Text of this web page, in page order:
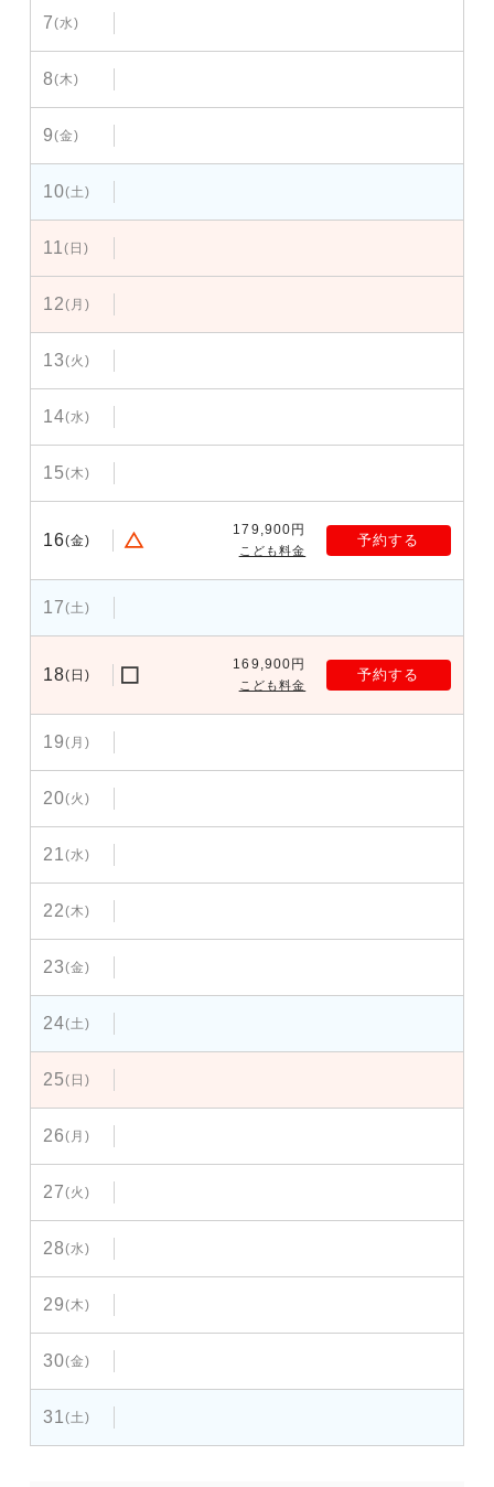
7(水)
8(木)
9(金)
10(土)
11(日)
12(月)
13(火)
14(水)
15(木)
16(金)
179,900円
こども料金
予約する
17(土)
18(日)
169,900円
こども料金
予約する
19(月)
20(火)
21(水)
22(木)
23(金)
24(土)
25(日)
26(月)
27(火)
28(水)
29(木)
30(金)
31(土)